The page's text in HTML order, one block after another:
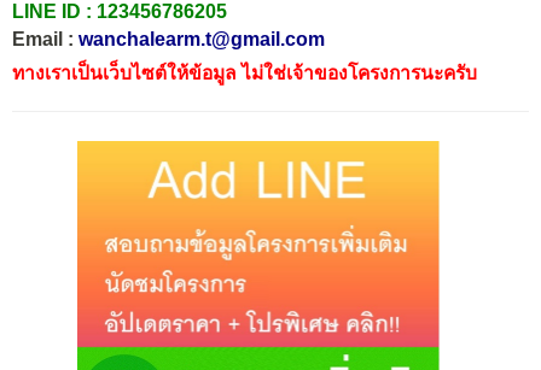
LINE ID : 123456786205
Email : wanchalearm.t@gmail.com
ทางเราเป็นเว็บไซต์ให้ข้อมูล ไม่ใช่เจ้าของโครงการนะครับ